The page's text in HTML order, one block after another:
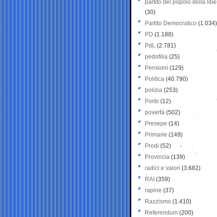
partito del popolo della
(30)
Partito Democratico (1.034)
PD (1.188)
PdL (2.781)
pedofilia (25)
Pensioni (129)
Politica (40.790)
polizia (253)
Porto (12)
povertà (502)
Presepe (14)
Primarie (149)
Prodi (52)
Provincia (139)
radici e valori (3.682)
RAI (359)
rapine (37)
Razzismo (1.410)
Referendum (200)